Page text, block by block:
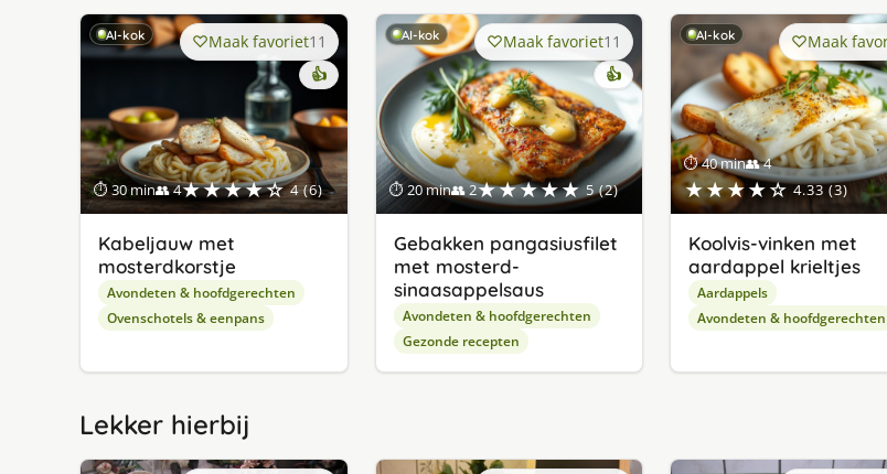
AI-kok
⏱ 30 min👥 4★★★★☆ 4 (6)
Maak favoriet11
👍
Kabeljauw met
mosterdkorstje
Avondeten & hoofdgerechten
Ovenschotels & eenpans
AI-kok
⏱ 20 min👥 2★★★★★ 5 (2)
Maak favoriet11
👍
Gebakken pangasiusfilet
met mosterd-
sinaasappelsaus
Avondeten & hoofdgerechten
Gezonde recepten
AI-kok
⏱ 40 min👥 4
★★★★☆ 4.33 (3)
Maak
Koolvis-vinken met
aardappel krieltjes
Aardappels
Avondeten & hoofdgerechten
Lekker hierbij